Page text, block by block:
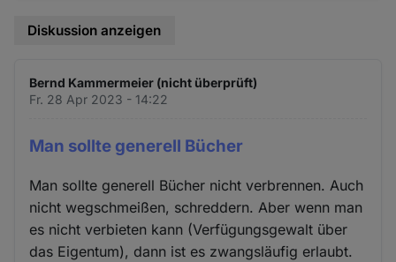
Diskussion anzeigen
Bernd Kammermeier (nicht überprüft)
Fr. 28 Apr 2023 - 14:22
Man sollte generell Bücher
Man sollte generell Bücher nicht verbrennen. Auch
nicht wegschmeißen, schreddern. Aber wenn man
es nicht verbieten kann (Verfügungsgewalt über
das Eigentum), dann ist es zwangsläufig erlaubt.